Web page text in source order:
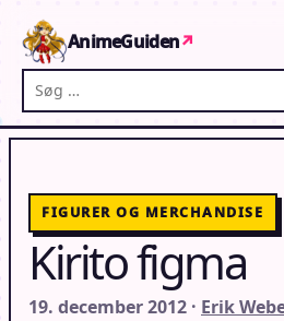
AnimeGuiden↗
Søg på AnimeGuiden
FIGURER OG MERCHANDISE
Kirito figma
19. december 2012 · Erik